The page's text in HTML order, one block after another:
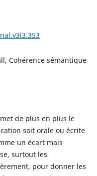
Cohérence sémantique
de plus en plus le
soit orale ou écrite
un écart mais
surtout les
pour donner les